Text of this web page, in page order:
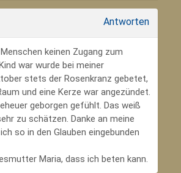
Antworten
keinen Zugang zum
war wurde bei meiner
stets der Rosenkranz gebetet,
und eine Kerze war angezündet.
geborgen gefühlt. Das weiß
zu schätzen. Danke an meine
so in den Glauben eingebunden
Maria, dass ich beten kann.